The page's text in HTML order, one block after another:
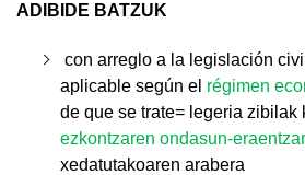
ADIBIDE BATZUK
con arreglo a la legislación
aplicable según el régimen
de que se trate= legeria zibilak
ezkontzaren ondasun-
xedatutakoaren arabera